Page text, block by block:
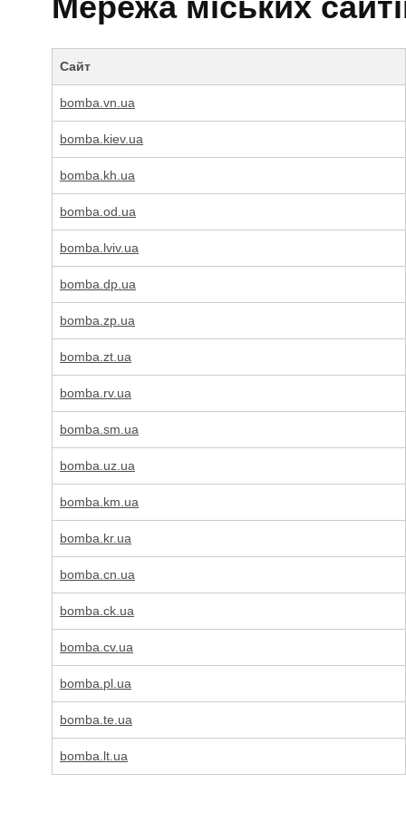
Сайт
bomba.vn.ua
bomba.kiev.ua
bomba.kh.ua
bomba.od.ua
bomba.lviv.ua
bomba.dp.ua
bomba.zp.ua
bomba.zt.ua
bomba.rv.ua
bomba.sm.ua
bomba.uz.ua
bomba.km.ua
bomba.kr.ua
bomba.cn.ua
bomba.ck.ua
bomba.cv.ua
bomba.pl.ua
bomba.te.ua
bomba.lt.ua